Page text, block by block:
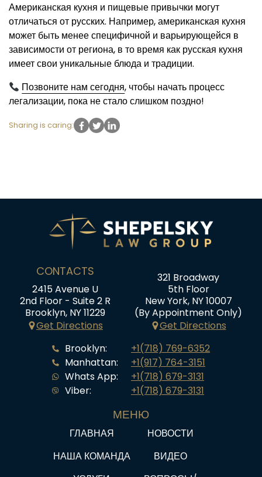
Американская кухня и пищевые привычки могут
отличаться от русских. Например, американская кухня
может быть менее специфичной и варьирующейся в
зависимости от региона, в то время как русская кухня
имеет свои уникальные блюда и традиции.
Позвоните нам сегодня, чтобы начать процесс
легализации, пока не стало слишком поздно!
Sharing is caring:
CONTACTS
2415 Avenue U
2nd Floor - Suite 2 R
Brooklyn, NY 11229
Get Directions
321 Broadway
5th Floor
New York, NY 10007
(By Appointment Only)
Get Directions
Brooklyn:
Manhattan:
Whats App:
Viber:
+1(718) 769-6352
+1(917) 764-3151
+1(718) 679-3131
+1(718) 679-3131
МЕНЮ
ГЛАВНАЯ
НОВОСТИ
НАША КОМАНДА
ВИДЕО